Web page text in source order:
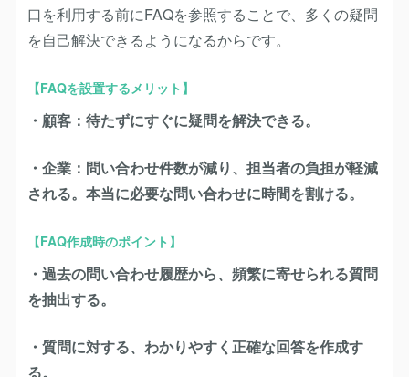
口を利用する前にFAQを参照することで、多くの疑問
を自己解決できるようになるからです。
【FAQを設置するメリット】
・顧客：待たずにすぐに疑問を解決できる。
・企業：問い合わせ件数が減り、担当者の負担が軽減
される。本当に必要な問い合わせに時間を割ける。
【FAQ作成時のポイント】
・過去の問い合わせ履歴から、頻繁に寄せられる質問
を抽出する。
・質問に対する、わかりやすく正確な回答を作成す
る。